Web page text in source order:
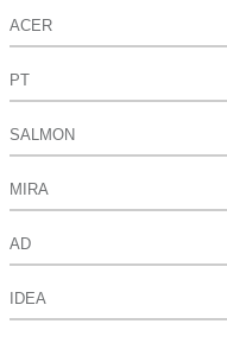
ACER
PT
SALMON
MIRA
AD
IDEA